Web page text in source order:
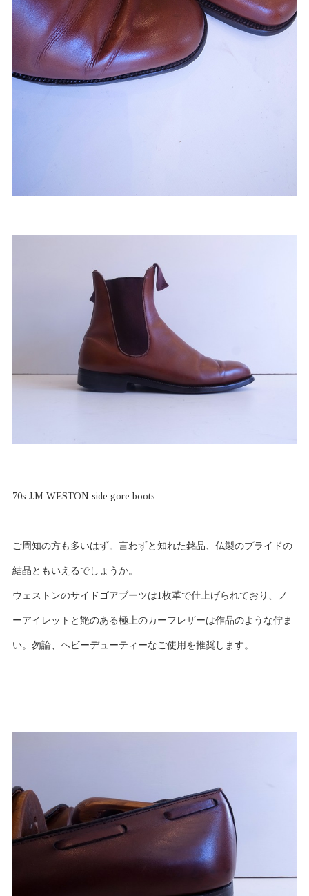
70s J.M WESTON side gore boots
ご周知の方も多いはず。言わずと知れた銘品、仏製のプライドの
結晶ともいえるでしょうか。
ウェストンのサイドゴアブーツは1枚革で仕上げられており、ノ
ーアイレットと艶のある極上のカーフレザーは作品のような佇ま
い。勿論、ヘビーデューティーなご使用を推奨します。